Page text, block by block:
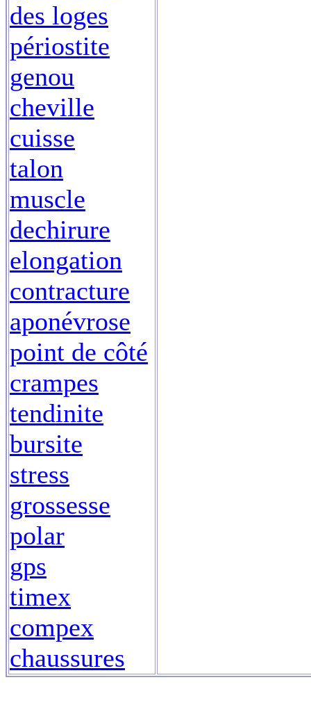
des loges
périostite
genou
cheville
cuisse
talon
muscle
dechirure
elongation
contracture
aponévrose
point de côté
crampes
tendinite
bursite
stress
grossesse
polar
gps
timex
compex
chaussures